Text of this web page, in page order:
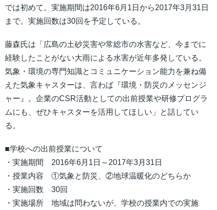
では初めて。実施期間は2016年6月1日から2017年3月31日
まで。実施回数は30回を予定している。
藤森氏は「広島の土砂災害や常総市の水害など、今までに
経験したことがない大雨による水害が近年多発している。
気象・環境の専門知識とコミュニケーション能力を兼ね備
えた気象キャスターは、言わば『環境・防災のメッセンジ
ャー』。企業のCSR活動としての出前授業や研修プログラ
ムにも、ぜひキャスターを活用してほしい」と話してい
る。
■学校への出前授業について
・実施期間 2016年6月1日～2017年3月31日
・授業内容 ①気象と防災、②地球温暖化のどちらか
・実施回数 30回
・実施場所 地域は問わないが、学校の授業内での実施